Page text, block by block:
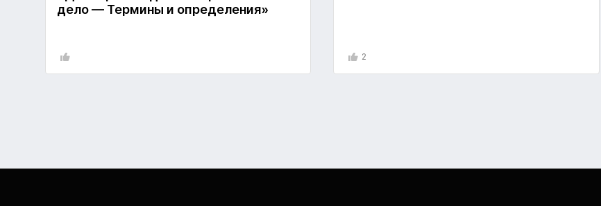
дело — Термины и определения»
2